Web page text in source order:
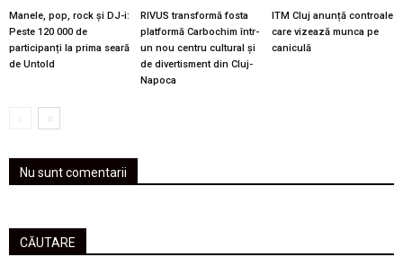
Manele, pop, rock și DJ-i:
Peste 120 000 de
participanți la prima seară
de Untold
RIVUS transformă fosta
platformă Carbochim într-
un nou centru cultural și
de divertisment din Cluj-
Napoca
ITM Cluj anunță controale
care vizează munca pe
caniculă
Nu sunt comentarii
CĂUTARE